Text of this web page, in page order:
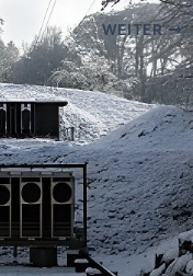
WEITER